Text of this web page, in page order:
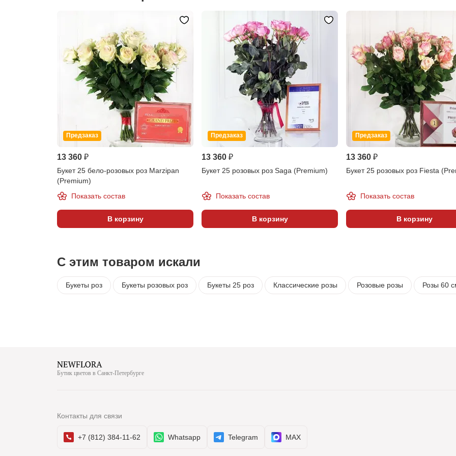
Предзаказ
13 360 ₽
Букет 25 бело-розовых роз Marzipan
(Premium)
Показать состав
В корзину
Предзаказ
13 360 ₽
Букет 25 розовых роз Saga (Premium)
Показать состав
В корзину
Предзаказ
13 360 ₽
Букет 25 розовых роз Fiesta
Показать состав
В корзину
С этим товаром искали
Букеты роз Букеты розовых роз Букеты 25 роз Классические розы Розовые розы Розы 60
Бутик цветов в Санкт-Петербурге
Контакты для связи
+7 (812) 384-11-62 Whatsapp Telegram MAX